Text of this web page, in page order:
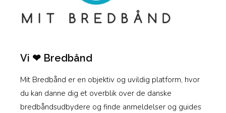
Vi ❤ Bredbånd
Mit Bredbånd er en objektiv og uvildig platform, hvor
du kan danne dig et overblik over de danske
bredbåndsudbydere og finde anmeldelser og guides